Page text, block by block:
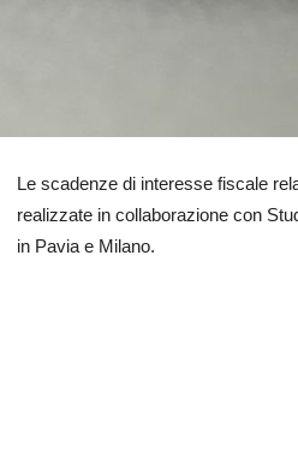
Le scadenze di interesse fiscale
realizzate in collaborazione con
in Pavia e Milano.